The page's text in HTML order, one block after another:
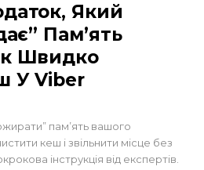
Який
Пам’ять
Швидко
У Viber
пам’ять вашого
кеш і звільнити місце без
інструкція від експертів.